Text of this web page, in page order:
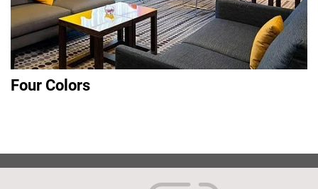
Four Colors